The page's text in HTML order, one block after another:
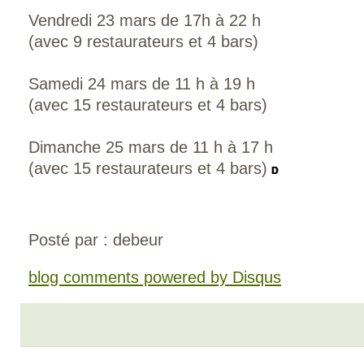
Vendredi 23 mars de 17h à 22 h
(avec 9 restaurateurs et 4 bars)
Samedi 24 mars de 11 h à 19 h
(avec 15 restaurateurs et 4 bars)
Dimanche 25 mars de 11 h à 17 h
(avec 15 restaurateurs et 4 bars)
Posté par : debeur
blog comments powered by Disqus